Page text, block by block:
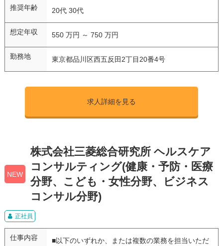
推奨年齢 20代 30代
想定年収 550 万円 ～ 750 万円
勤務地 東京都品川区西五反田2丁目20番4号
求人詳細を見る
NEW
株式会社三菱総合研究所 ヘルスケア
コンサルティング(健康・予防・医療
分野、こども・女性分野、ビジネス
コンサル分野)
正社員
仕事内容
■以下のいずれか、または複数の業務を担当いただ